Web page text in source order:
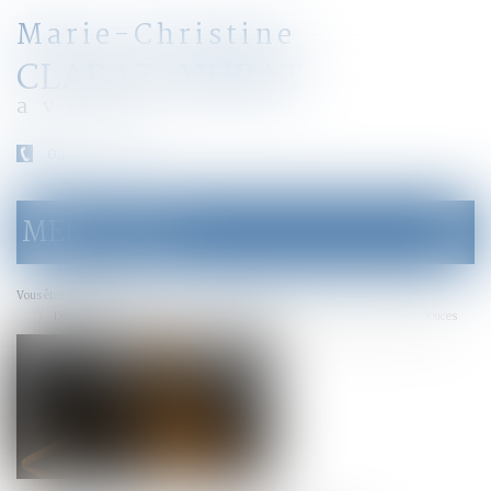
Marie-Christine
CLARAZ-MURAT
avocat
le
menu
MENU
Vous êtes ici :
Délit de solidarité : application immédiate des dispositions pénales plus douces